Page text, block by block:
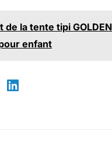
de la tente tipi
enfant